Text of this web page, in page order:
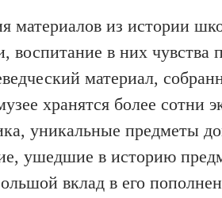
материалов из истории
воспитание в них чувства
материал,
хранятся более сотни
уникальные предметы
ушедшие в историю
вклад в его